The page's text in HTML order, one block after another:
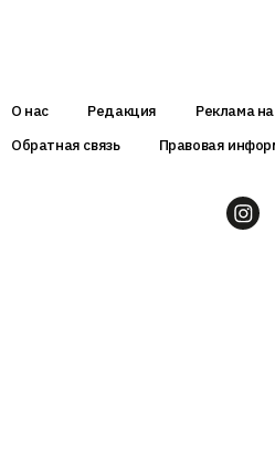
О нас Редакция
Реклама
Обратная связь
Правовая